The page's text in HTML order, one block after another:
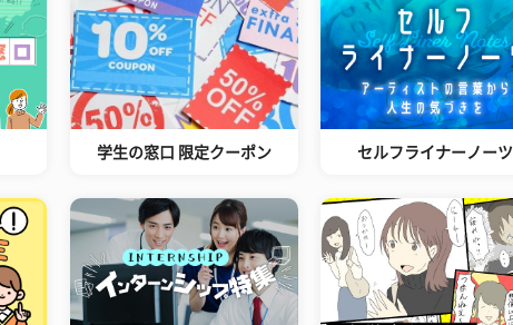
学生の窓口 限定クーポン セルフライナーノーツ